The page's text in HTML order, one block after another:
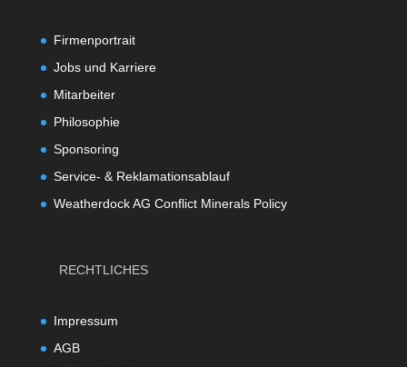
Firmenportrait
Jobs und Karriere
Mitarbeiter
Philosophie
Sponsoring
Service- & Reklamationsablauf
Weatherdock AG Conflict Minerals Policy
RECHTLICHES
Impressum
AGB